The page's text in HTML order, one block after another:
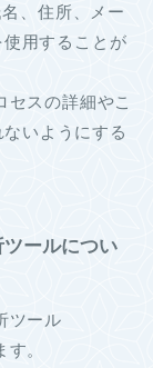
、住所、メー
用することが
セスの詳細やこ
いようにする
ールについ
ツール
。